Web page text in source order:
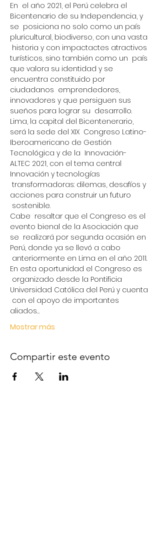
En  el año 2021, el Perú celebra el
Bicentenario de su Independencia, y
se  posiciona no solo como un país
pluricultural, biodiverso, con una vasta
historia y con impactactes atractivos
turísticos, sino también como un  país
que valora su identidad y se
encuentra constituido por
ciudadanos  emprendedores,
innovadores y que persiguen sus
sueños para lograr su  desarrollo.
Lima, la capital del Bicentenerario,
será la sede del XIX  Congreso Latino-
Iberoamericano de Gestión
Tecnológica y de la  Innovación-
ALTEC 2021, con el tema central
Innovación y tecnologías
transformadoras: dilemas, desafíos y
acciones para construir un futuro
sostenible.​
Cabe  resaltar que el Congreso es el
evento bienal de la Asociación que
se  realizará por segunda ocasión en
Perú, donde ya se llevó a cabo
anteriormente en Lima en el año 2011.
En esta oportunidad el Congreso es
organizado desde la Pontificia
Universidad Católica del Perú y cuenta
con el apoyo de importantes
aliados…
Mostrar más
Compartir este evento